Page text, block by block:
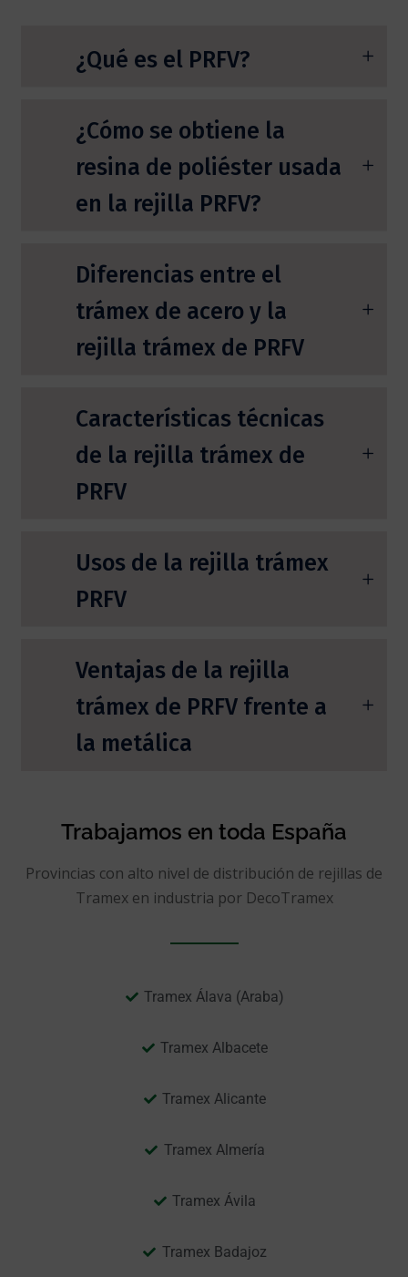
¿Qué es el PRFV?
¿Cómo se obtiene la
resina de poliéster usada
en la rejilla PRFV?
Diferencias entre el
trámex de acero y la
rejilla trámex de PRFV
Características técnicas
de la rejilla trámex de
PRFV
Usos de la rejilla trámex
PRFV
Ventajas de la rejilla
trámex de PRFV frente a
la metálica
Trabajamos en toda España
Provincias con alto nivel de distribución de rejillas de
Tramex en industria por DecoTramex
Tramex Álava (Araba)
Tramex Albacete
Tramex Alicante
Tramex Almería
Tramex Ávila
Tramex Badajoz